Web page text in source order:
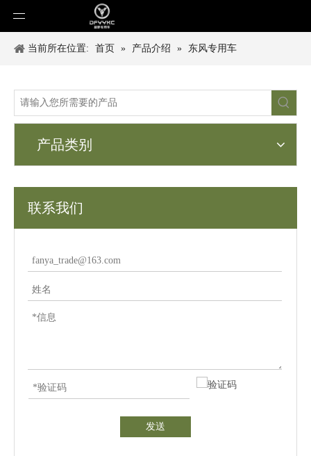
当前所在位置: 首页 » 产品介绍 » 东风专用车
产品类别
联系我们
发送